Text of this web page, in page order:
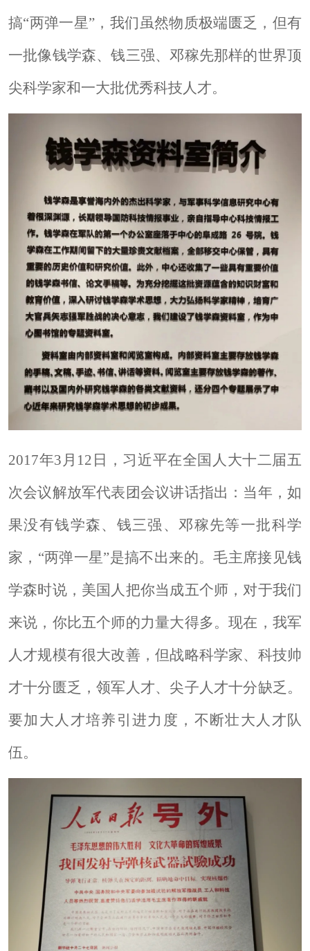
搞“两弹一星”，我们虽然物质极端匮乏，但有
一批像钱学森、钱三强、邓稼先那样的世界顶
尖科学家和一大批优秀科技人才。
2017年3月12日，习近平在全国人大十二届五
次会议解放军代表团会议讲话指出：当年，如
果没有钱学森、钱三强、邓稼先等一批科学
家，“两弹一星”是搞不出来的。毛主席接见钱
学森时说，美国人把你当成五个师，对于我们
来说，你比五个师的力量大得多。现在，我军
人才规模有很大改善，但战略科学家、科技帅
才十分匮乏，领军人才、尖子人才十分缺乏。
要加大人才培养引进力度，不断壮大人才队
伍。